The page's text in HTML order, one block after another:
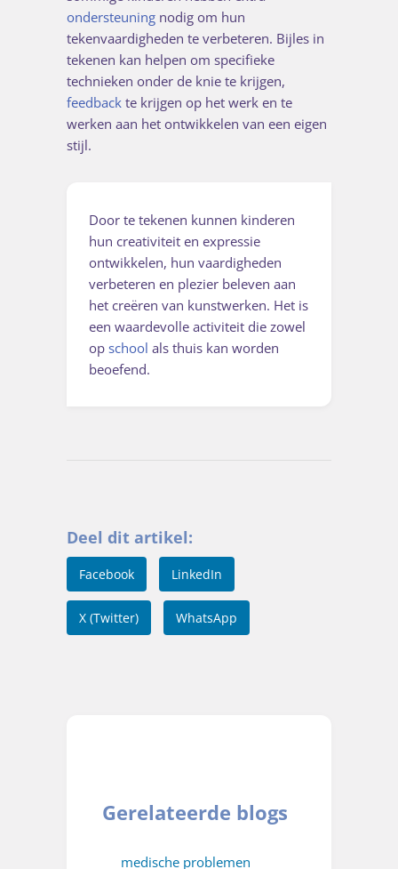
ondersteuning nodig om hun
tekenvaardigheden te verbeteren. Bijles in
tekenen kan helpen om specifieke
technieken onder de knie te krijgen,
feedback te krijgen op het werk en te
werken aan het ontwikkelen van een eigen
stijl.
Door te tekenen kunnen kinderen
hun creativiteit en expressie
ontwikkelen, hun vaardigheden
verbeteren en plezier beleven aan
het creëren van kunstwerken. Het is
een waardevolle activiteit die zowel
op school als thuis kan worden
beoefend.
Deel dit artikel:
Facebook LinkedIn
X (Twitter) WhatsApp
Gerelateerde blogs
medische problemen